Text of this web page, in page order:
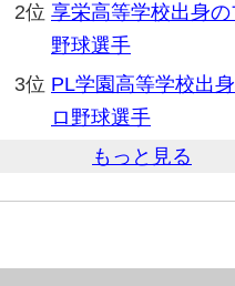
2位 享栄高等学校出身の
野球選手
3位 PL学園高等学校出
ロ野球選手
もっと見る